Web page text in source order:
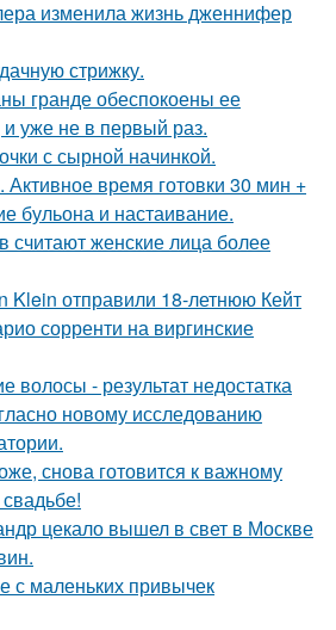
изменила жизнь дженнифер
стрижку.
гранде обеспокоены ее
уже не в первый раз.
с сырной начинкой.
время готовки 30 мин +
бульона и настаивание.
считают женские лица более
Klein отправили 18-летнюю Кейт
сорренти на виргинские
волосы - результат недостатка
новому исследованию
снова готовится к важному
цекало вышел в свет в Москве
с маленьких привычек